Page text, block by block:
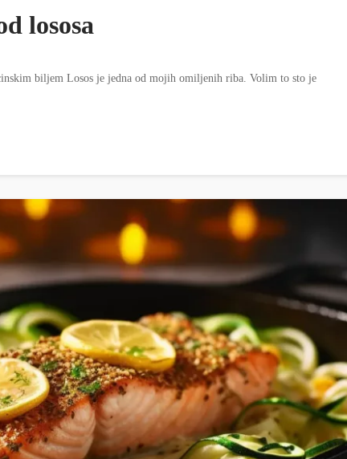
lososa
biljem Losos je jedna od mojih omiljenih riba. Volim to sto je